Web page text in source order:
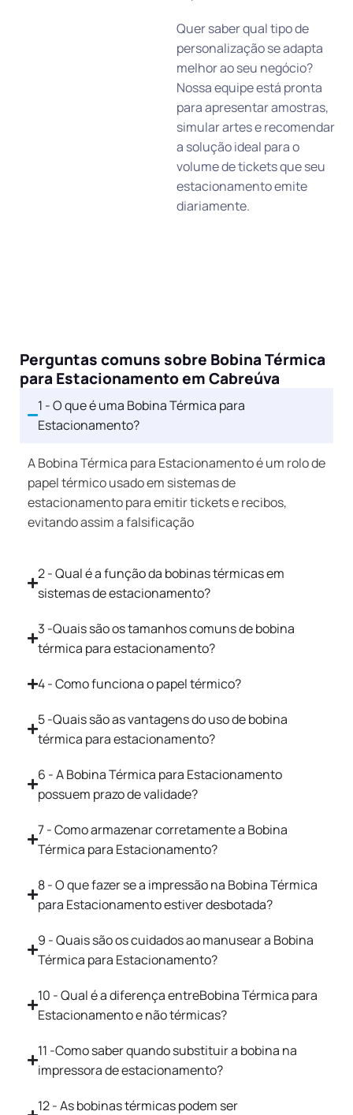
Quer saber qual tipo de
personalização se adapta
melhor ao seu negócio?
Nossa equipe está pronta
para apresentar amostras,
simular artes e recomendar
a solução ideal para o
volume de tickets que seu
estacionamento emite
diariamente.
Perguntas comuns sobre Bobina Térmica
para Estacionamento em Cabreúva
1 - O que é uma Bobina Térmica para
Estacionamento?
A Bobina Térmica para Estacionamento é um rolo de
papel térmico usado em sistemas de
estacionamento para emitir tickets e recibos,
evitando assim a falsificação
2 - Qual é a função da bobinas térmicas em
sistemas de estacionamento?
3 -Quais são os tamanhos comuns de bobina
térmica para estacionamento?
4 - Como funciona o papel térmico?
5 -Quais são as vantagens do uso de bobina
térmica para estacionamento?
6 - A Bobina Térmica para Estacionamento
possuem prazo de validade?
7 - Como armazenar corretamente a Bobina
Térmica para Estacionamento?
8 - O que fazer se a impressão na Bobina Térmica
para Estacionamento estiver desbotada?
9 - Quais são os cuidados ao manusear a Bobina
Térmica para Estacionamento?
10 - Qual é a diferença entreBobina Térmica para
Estacionamento e não térmicas?
11 -Como saber quando substituir a bobina na
impressora de estacionamento?
12 - As bobinas térmicas podem ser